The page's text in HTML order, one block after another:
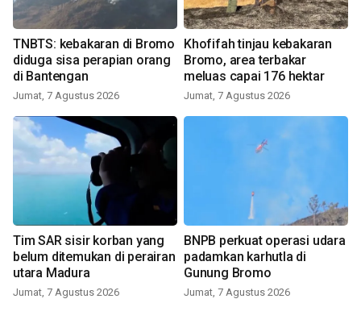
TNBTS: kebakaran di Bromo
diduga sisa perapian orang
di Bantengan
Jumat, 7 Agustus 2026
Khofifah tinjau kebakaran
Bromo, area terbakar
meluas capai 176 hektar
Jumat, 7 Agustus 2026
Tim SAR sisir korban yang
belum ditemukan di perairan
utara Madura
Jumat, 7 Agustus 2026
BNPB perkuat operasi udara
padamkan karhutla di
Gunung Bromo
Jumat, 7 Agustus 2026